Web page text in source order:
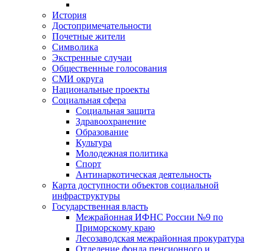
История
Достопримечательности
Почетные жители
Символика
Экстренные случаи
Общественные голосования
СМИ округа
Национальные проекты
Социальная сфера
Социальная защита
Здравоохранение
Образование
Культура
Молодежная политика
Спорт
Антинаркотическая деятельность
Карта доступности объектов социальной
инфраструктуры
Государственная власть
Межрайонная ИФНС России №9 по
Приморскому краю
Лесозаводская межрайонная прокуратура